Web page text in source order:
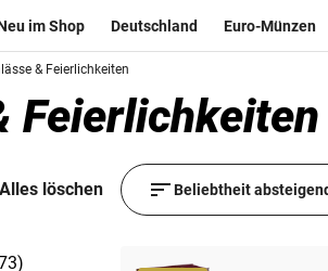
im Shop Deutschland Euro-Münzen
& Feierlichkeiten
Feierlichkeiten
Alles löschen
Beliebtheit